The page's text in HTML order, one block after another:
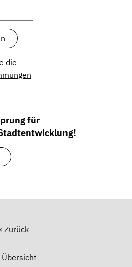
die
für
Zurück
Übersicht